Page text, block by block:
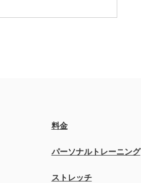
料金
パーソナルトレーニング
ストレッチ